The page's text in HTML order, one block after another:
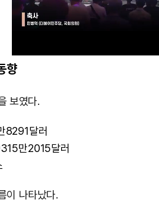
향
보였다.
8291달러
만2015달러
이 나타났다.